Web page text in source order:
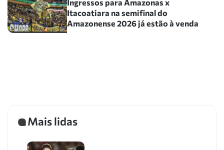
Ingressos para Amazonas x
Itacoatiara na semifinal do
Amazonense 2026 já estão à venda
Mais lidas